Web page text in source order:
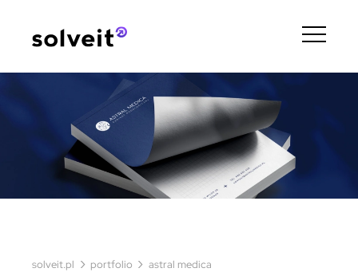
solveit.pl › portfolio › astral medica